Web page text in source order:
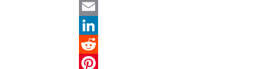
Facebook
Email
LinkedIn
Reddit